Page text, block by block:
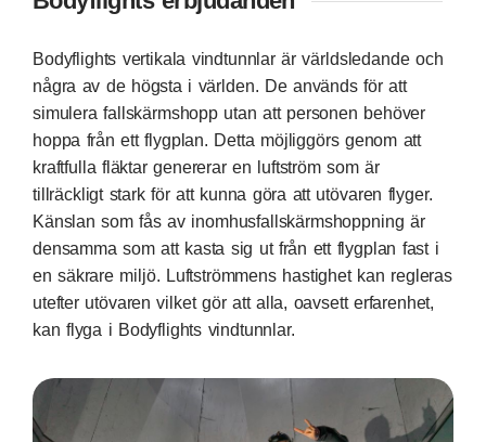
Bodyflights vertikala vindtunnlar är världsledande och
några av de högsta i världen. De används för att
simulera fallskärmshopp utan att personen behöver
hoppa från ett flygplan. Detta möjliggörs genom att
kraftfulla fläktar genererar en luftström som är
tillräckligt stark för att kunna göra att utövaren flyger.
Känslan som fås av inomhusfallskärmshoppning är
densamma som att kasta sig ut från ett flygplan fast i
en säkrare miljö. Luftströmmens hastighet kan regleras
utefter utövaren vilket gör att alla, oavsett erfarenhet,
kan flyga i Bodyflights vindtunnlar.